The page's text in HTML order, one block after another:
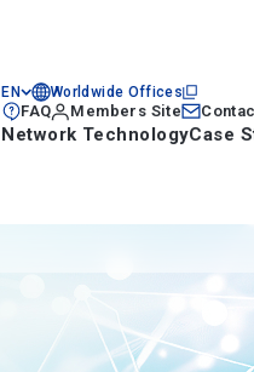
EN Worldwide Offices
FAQ Members Site
Network TechnologyCase